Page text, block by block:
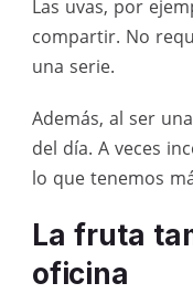
Las uvas, por
compartir. No
una serie.
Además, al ser
del día. A veces
lo que tenemos
La fruta
oficina